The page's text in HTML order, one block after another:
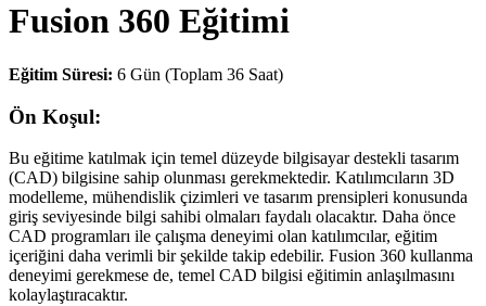
Fusion 360 Eğitimi
Eğitim Süresi: 6 Gün (Toplam 36 Saat)
Ön Koşul:
Bu eğitime katılmak için temel düzeyde bilgisayar destekli tasarım
(CAD) bilgisine sahip olunması gerekmektedir. Katılımcıların 3D
modelleme, mühendislik çizimleri ve tasarım prensipleri konusunda
giriş seviyesinde bilgi sahibi olmaları faydalı olacaktır. Daha önce
CAD programları ile çalışma deneyimi olan katılımcılar, eğitim
içeriğini daha verimli bir şekilde takip edebilir. Fusion 360 kullanma
deneyimi gerekmese de, temel CAD bilgisi eğitimin anlaşılmasını
kolaylaştıracaktır.